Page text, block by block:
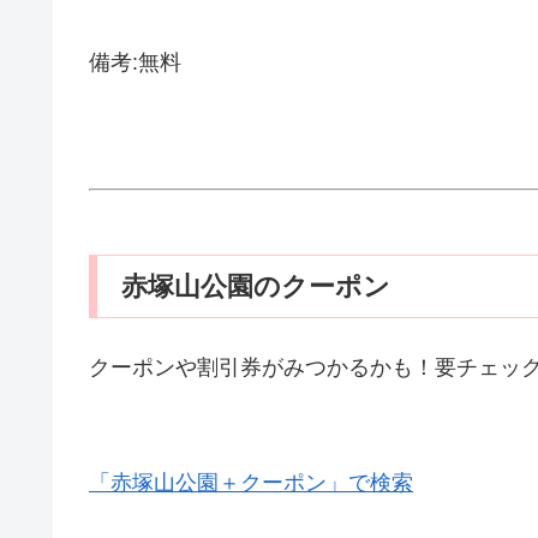
備考:無料
赤塚山公園のクーポン
クーポンや割引券がみつかるかも！要チェッ
「赤塚山公園＋クーポン」で検索